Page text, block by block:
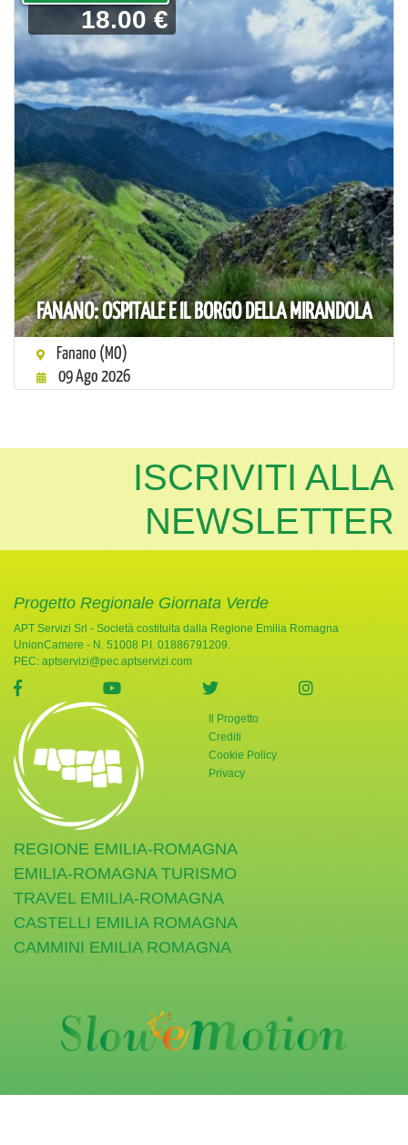
FANANO: OSPITALE E IL BORGO DELLA MIRANDOLA
18.00 €
Fanano (MO)
09 Ago 2026
ISCRIVITI ALLA
NEWSLETTER
Progetto Regionale Giornata Verde
APT Servizi Srl - Società costituita dalla Regione Emilia Romagna
UnionCamere - N. 51008 P.I. 01886791209.
PEC: aptservizi@pec.aptservizi.com
visita la pagina Facebook di Giornata Verde
visita la pagina YouTube di Giornata
visita la pagina Twitter di
visita la
Il Progetto
Crediti
Cookie Policy
Privacy
REGIONE EMILIA-ROMAGNA
EMILIA-ROMAGNA TURISMO
TRAVEL EMILIA-ROMAGNA
CASTELLI EMILIA ROMAGNA
CAMMINI EMILIA ROMAGNA